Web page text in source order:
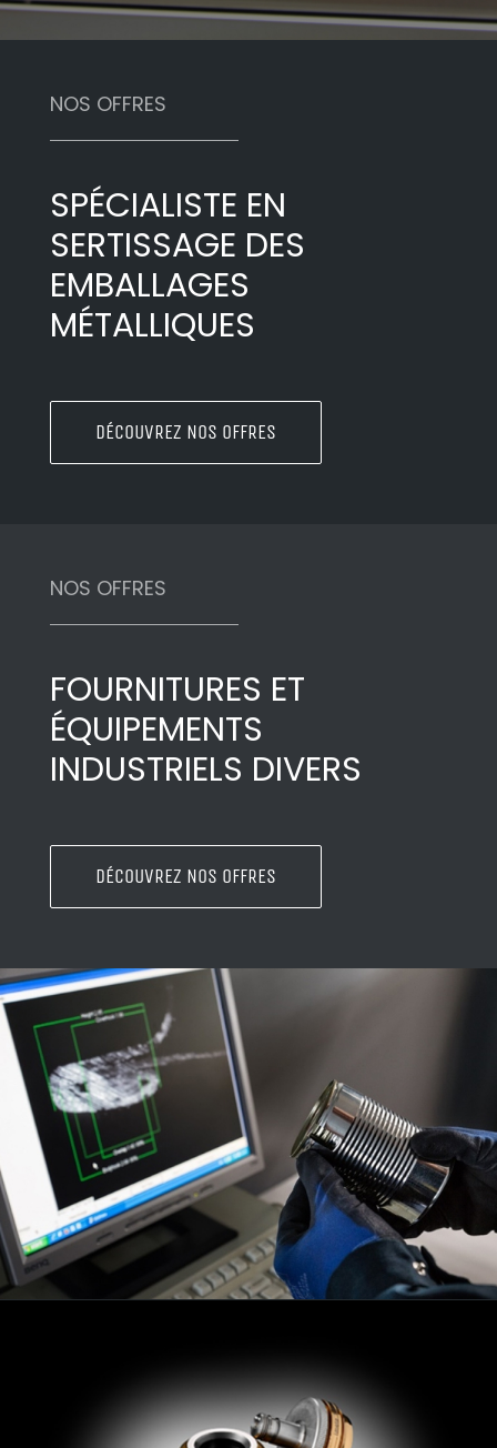
NOS OFFRES
SPÉCIALISTE EN
SERTISSAGE DES
EMBALLAGES
MÉTALLIQUES
DÉCOUVREZ NOS OFFRES
NOS OFFRES
FOURNITURES ET
ÉQUIPEMENTS
INDUSTRIELS DIVERS
DÉCOUVREZ NOS OFFRES